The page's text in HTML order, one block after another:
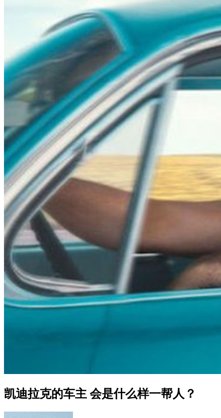
凯迪拉克的车主 会是什么样一帮人？